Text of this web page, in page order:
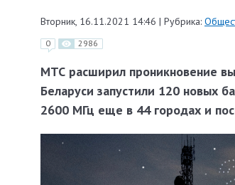
Вторник, 16.11.2021 14:46 | Рубрика:
0 2986
МТС расширил проникновение
Беларуси запустили 120 новых
2600 МГц еще в 44 городах и